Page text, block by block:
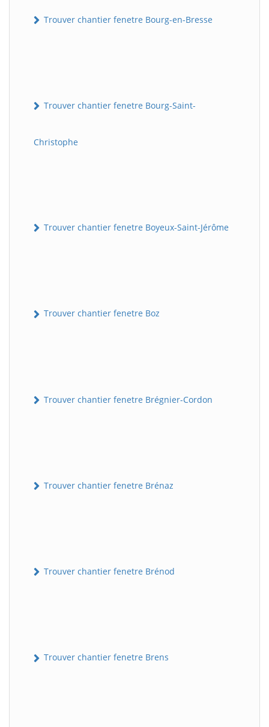
Trouver chantier fenetre Bourg-en-Bresse
Trouver chantier fenetre Bourg-Saint-
Christophe
Trouver chantier fenetre Boyeux-Saint-Jérôme
Trouver chantier fenetre Boz
Trouver chantier fenetre Brégnier-Cordon
Trouver chantier fenetre Brénaz
Trouver chantier fenetre Brénod
Trouver chantier fenetre Brens